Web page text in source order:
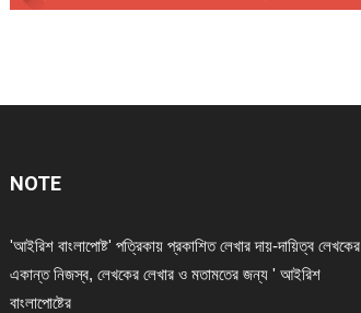
NOTE
'আইরিশ বাংলাপোষ্ট' পত্রিকায় প্রকাশিত লেখার দায়-দায়িত্ব লেখকের
একান্ত নিজস্ব, লেখকের লেখার ও মতামতের জন্য ' আইরিশ
বাংলাপোষ্টের